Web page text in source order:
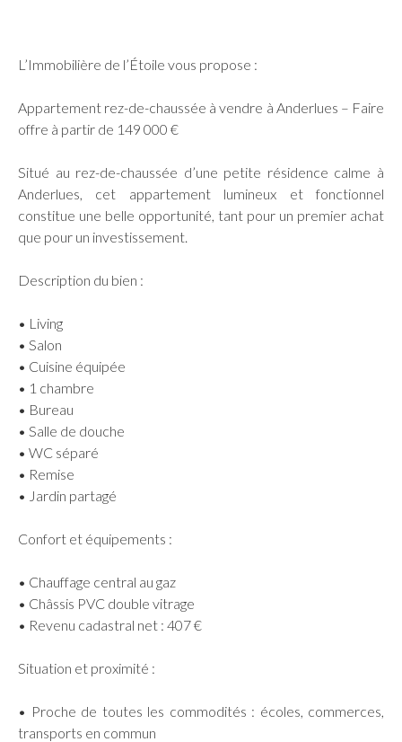
L’Immobilière de l’Étoile vous propose :
Appartement rez-de-chaussée à vendre à Anderlues – Faire
offre à partir de 149 000 €
Situé au rez-de-chaussée d’une petite résidence calme à
Anderlues, cet appartement lumineux et fonctionnel
constitue une belle opportunité, tant pour un premier achat
que pour un investissement.
Description du bien :
• Living
• Salon
• Cuisine équipée
• 1 chambre
• Bureau
• Salle de douche
• WC séparé
• Remise
• Jardin partagé
Confort et équipements :
• Chauffage central au gaz
• Châssis PVC double vitrage
• Revenu cadastral net : 407 €
Situation et proximité :
• Proche de toutes les commodités : écoles, commerces,
transports en commun